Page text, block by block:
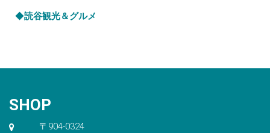
◆読谷観光＆グルメ
SHOP
〒904-0324